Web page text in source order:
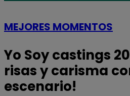
MEJORES MOMENTOS
Yo Soy castings
risas y carisma
escenario!